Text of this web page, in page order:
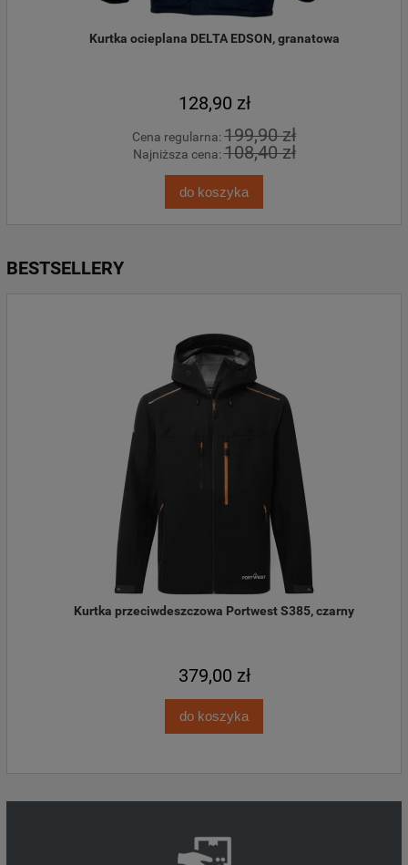
Kurtka ocieplana DELTA EDSON, granatowa
128,90 zł
Cena regularna:199,90 zł
Najniższa cena:108,40 zł
do koszyka
BESTSELLERY
Kurtka przeciwdeszczowa Portwest S385, czarny
379,00 zł
do koszyka